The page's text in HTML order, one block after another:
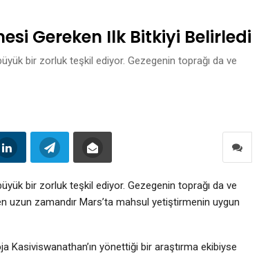
Gereken Ilk Bitkiyi Belirledi
bir zorluk teşkil ediyor. Gezegenin toprağı da ve
bir zorluk teşkil ediyor. Gezegenin toprağı da ve
uzun zamandır Mars’ta mahsul yetiştirmenin uygun
Kasiviswanathan’ın yönettiği bir araştırma ekibiyse